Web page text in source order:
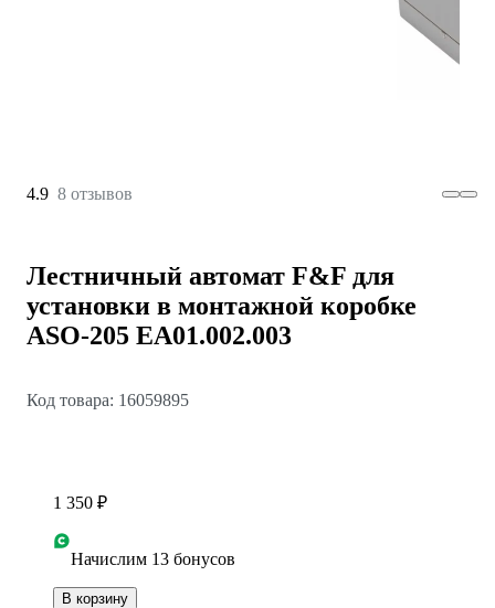
4.9 8 отзывов
Лестничный автомат F&F для
установки в монтажной коробке
ASO-205 EA01.002.003
Код товара: 16059895
1 350 ₽
Начислим 13 бонусов
В корзину